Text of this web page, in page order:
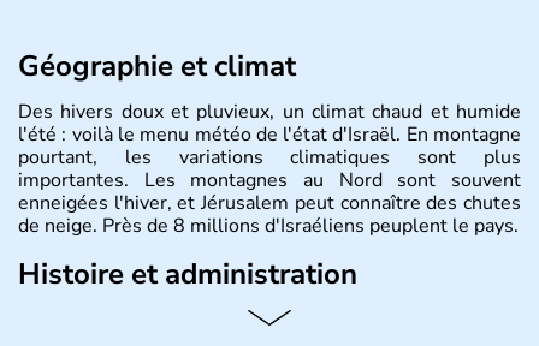
Géographie et climat
Des hivers doux et pluvieux, un climat chaud et humide
l'été : voilà le menu météo de l'état d'Israël. En montagne
pourtant, les variations climatiques sont plus
importantes. Les montagnes au Nord sont souvent
enneigées l'hiver, et Jérusalem peut connaître des chutes
de neige. Près de 8 millions d'Israéliens peuplent le pays.
Histoire et administration
L'Israël est un état de la partie est de la Méditerranée,